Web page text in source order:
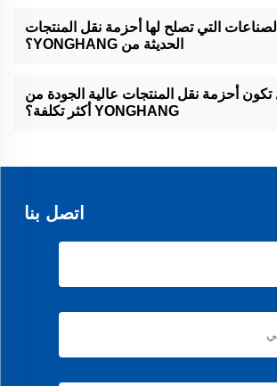
الخام حتى اختبار المنتج النهائي. وهذا يضمن أن
تلبي معايير الجودة العالية لدينا قبل التسليم.
التي تصلح لها أحزمة نقل المنتجات
الحديثة من YONGHANG؟
والتصفيح، والتغليف، ونقل المواد. تصميمها
يجعلانها قابلة للتكيّف مع احتياجات تشغيلية مختلفة.
أحزمة نقل المنتجات عالية الجودة من
YONGHANG أكثر تكلفة؟
التضحية بالجودة.
اتصل بنا